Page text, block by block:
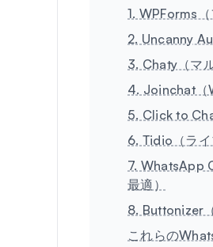
1. WPForms
2. Uncanny
3. Chaty（マ
4. Joinchat（
5. Click to
6. Tidio（ラ
7. WhatsApp
最適）
8. Buttonizer
これらの